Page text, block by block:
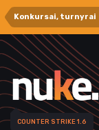
Konkursai, turnyrai
COUNTER STRIKE 1.6